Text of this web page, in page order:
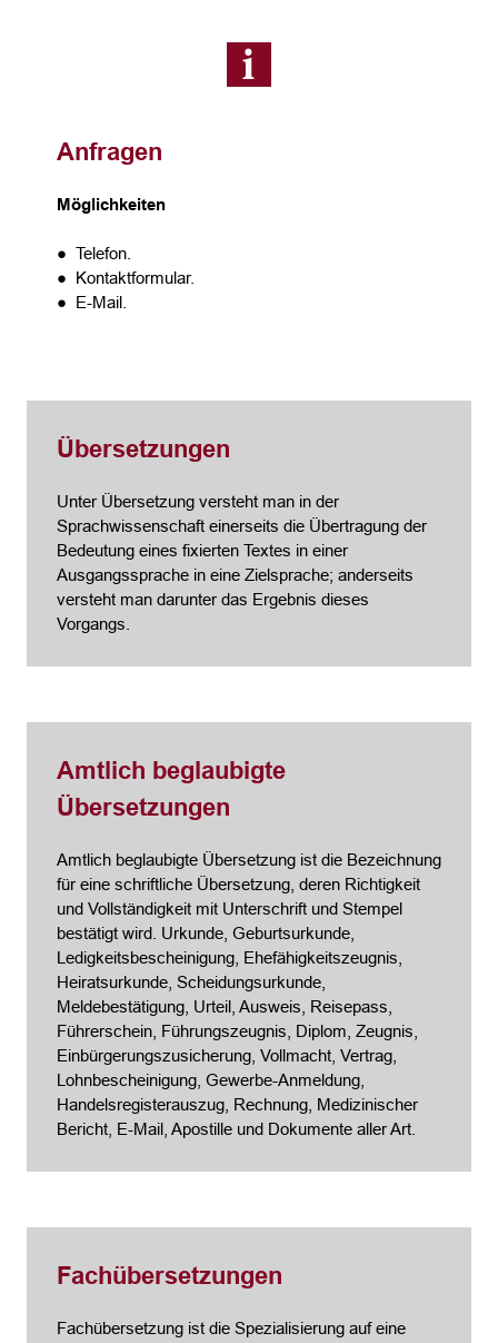
Anfragen
Möglichkeiten
● Telefon.
● Kontaktformular.
● E-Mail.
Übersetzungen
Unter Übersetzung versteht man in der
Sprachwissenschaft einerseits die Übertragung der
Bedeutung eines fixierten Textes in einer
Ausgangssprache in eine Zielsprache; anderseits
versteht man darunter das Ergebnis dieses
Vorgangs.
Amtlich beglaubigte
Übersetzungen
Amtlich beglaubigte Übersetzung ist die Bezeichnung
für eine schriftliche Übersetzung, deren Richtigkeit
und Vollständigkeit mit Unterschrift und Stempel
bestätigt wird. Urkunde, Geburtsurkunde,
Ledigkeitsbescheinigung, Ehefähigkeitszeugnis,
Heiratsurkunde, Scheidungsurkunde,
Meldebestätigung, Urteil, Ausweis, Reisepass,
Führerschein, Führungszeugnis, Diplom, Zeugnis,
Einbürgerungszusicherung, Vollmacht, Vertrag,
Lohnbescheinigung, Gewerbe-Anmeldung,
Handelsregisterauszug, Rechnung, Medizinischer
Bericht, E-Mail, Apostille und Dokumente aller Art.
Fachübersetzungen
Fachübersetzung ist die Spezialisierung auf eine